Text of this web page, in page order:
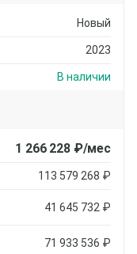
Новый
2023
В наличии
1 266 228₽/мес
113 579 268 ₽
41 645 732 ₽
71 933 536 ₽